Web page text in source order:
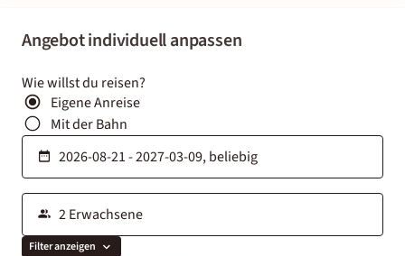
Angebot individuell anpassen
Wie willst du reisen?
Eigene Anreise
Mit der Bahn
Filter anzeigen